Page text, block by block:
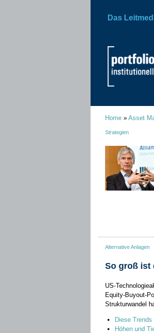
Das
Home » Asset
Strategien
Alternative Anlagen
So groß ist
US-
Equity-Buyout-
Strukturwandel
Diese
Höhen und